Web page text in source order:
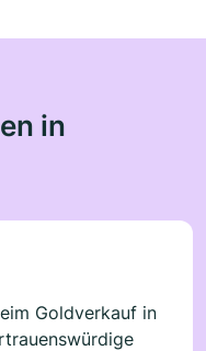
in
Goldverkauf in